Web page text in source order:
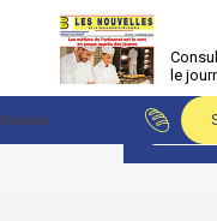
le
Boutique